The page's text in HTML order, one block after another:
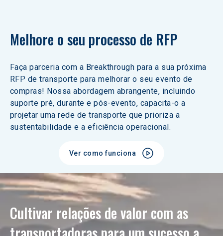
Melhore o seu processo de RFP
Faça parceria com a Breakthrough para a sua próxima
RFP de transporte para melhorar o seu evento de
compras! Nossa abordagem abrangente, incluindo
suporte pré, durante e pós-evento, capacita-o a
projetar uma rede de transporte que prioriza a
sustentabilidade e a eficiência operacional.
Ver como funciona
Cultivar relações de valor com as